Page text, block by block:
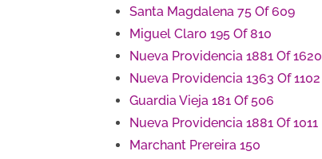
Santa Magdalena 75 Of 609
Miguel Claro 195 Of 810
Nueva Providencia 1881 Of 1620
Nueva Providencia 1363 Of 1102
Guardia Vieja 181 Of 506
Nueva Providencia 1881 Of 1011
Marchant Prereira 150